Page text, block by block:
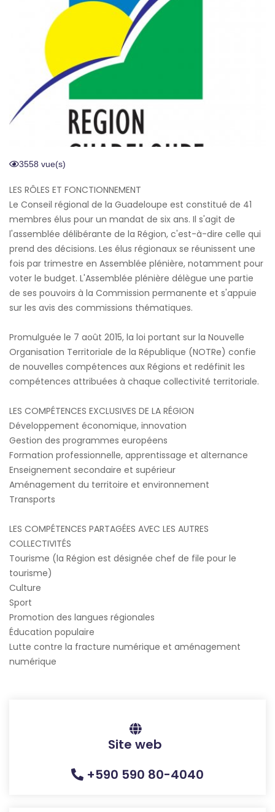
3558 vue(s)
LES RÔLES ET FONCTIONNEMENT
Le Conseil régional de la Guadeloupe est constitué de 41
membres élus pour un mandat de six ans. Il s'agit de
l'assemblée délibérante de la Région, c'est-à-dire celle qui
prend des décisions. Les élus régionaux se réunissent une
fois par trimestre en Assemblée plénière, notamment pour
voter le budget. L'Assemblée plénière délègue une partie
de ses pouvoirs à la Commission permanente et s'appuie
sur les avis des commissions thématiques.
Promulguée le 7 août 2015, la loi portant sur la Nouvelle
Organisation Territoriale de la République (NOTRe) confie
de nouvelles compétences aux Régions et redéfinit les
compétences attribuées à chaque collectivité territoriale.
LES COMPÉTENCES EXCLUSIVES DE LA RÉGION
Développement économique, innovation
Gestion des programmes européens
Formation professionnelle, apprentissage et alternance
Enseignement secondaire et supérieur
Aménagement du territoire et environnement
Transports
LES COMPÉTENCES PARTAGÉES AVEC LES AUTRES
COLLECTIVITÉS
Tourisme (la Région est désignée chef de file pour le
tourisme)
Culture
Sport
Promotion des langues régionales
Éducation populaire
Lutte contre la fracture numérique et aménagement
numérique
Site web
+590 590 80-4040